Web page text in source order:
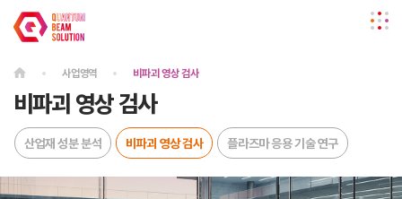
사업영역 비파괴 영상 검사
비파괴 영상 검사
산업재 성분 분석 비파괴 영상 검사 플라즈마 응용 기술 연구